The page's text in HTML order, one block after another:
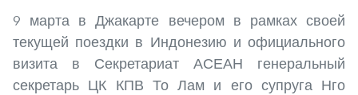
9 марта в Джакарте вечером в рамках своей
текущей поездки в Индонезию и официального
визита в Секретариат АСЕАН генеральный
секретарь ЦК КПВ То Лам и его супруга Нго